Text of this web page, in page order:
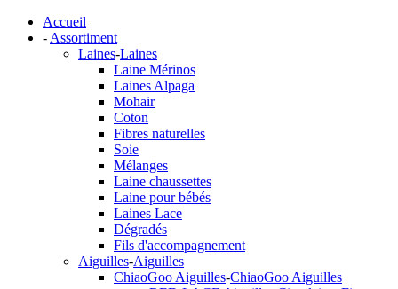
Accueil
- Assortiment
Laines-Laines
Laine Mérinos
Laines Alpaga
Mohair
Coton
Fibres naturelles
Soie
Mélanges
Laine chaussettes
Laine pour bébés
Laines Lace
Dégradés
Fils d'accompagnement
Aiguilles-Aiguilles
ChiaoGoo Aiguilles-ChiaoGoo Aiguilles